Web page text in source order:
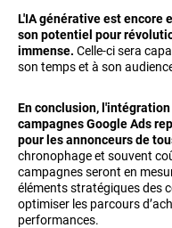
L'IA générative est encore
son potentiel pour
immense. Celle-ci sera
son temps et à son
En conclusion,
campagnes Google Ads
pour les annonceurs de
chronophage et souvent
campagnes seront en
éléments stratégiques des
optimiser les parcours
performances.